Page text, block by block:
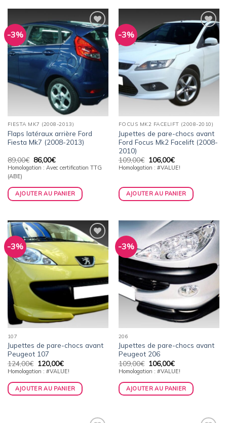
-3%
Ajouter
à la
wishlist
FIESTA MK7 (2008-2013)
Flaps latéraux arrière Ford
Fiesta Mk7 (2008-2013)
89,00€ Le
prix
initial
89,00€.
86,00€Le
prix
actuel
86,00€.
Homologation : Avec certification TTG
(ABE)
AJOUTER AU PANIER
-3%
Ajouter
à la
wishlist
FOCUS MK2 FACELIFT (2008-2010)
Jupettes de pare-chocs avant
Ford Focus Mk2 Facelift (2008-
2010)
109,00€ Le
prix
initial
109,00€.
106,00€Le
prix
actuel
106,00€.
Homologation : #VALUE!
AJOUTER AU PANIER
-3%
Ajouter
wishlist
107
Jupettes de pare-chocs avant
Peugeot 107
124,00€ Le
prix
initial
était :
124,00€.
120,00€Le
prix
actuel
est :
120,00€.
Homologation : #VALUE!
AJOUTER AU PANIER
-3%
Ajouter
à la
206
Jupettes de pare-chocs avant
Peugeot 206
109,00€ Le
prix
initial
était :
109,00€.
106,00€Le
prix
actuel
est :
106,00€.
Homologation : #VALUE!
AJOUTER AU PANIER